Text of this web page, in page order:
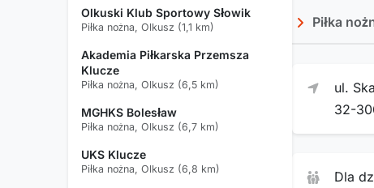
Piłka
ul.
32-
Dla
Olkuski Klub Sportowy Słowik
Piłka nożna, Olkusz (1,1 km)
Akademia Piłkarska Przemsza
Klucze
Piłka nożna, Olkusz (6,5 km)
MGHKS Bolesław
Piłka nożna, Olkusz (6,7 km)
UKS Klucze
Piłka nożna, Olkusz (6,8 km)